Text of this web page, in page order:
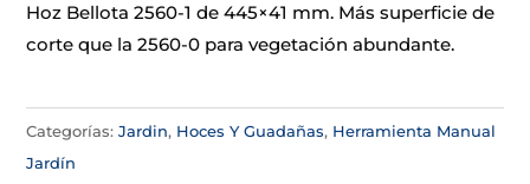
Hoz Bellota 2560-1 de 445×41 mm. Más superficie de
corte que la 2560-0 para vegetación abundante.
Categorías:Jardin, Hoces Y Guadañas, Herramienta Manual
Jardín